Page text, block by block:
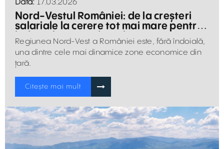
Data: 17.03.2026
Nord-Vestul României: de la creșteri
salariale la cerere tot mai mare pentru
hale și depozite de închiriat
Regiunea Nord-Vest a României este, fără îndoială,
una dintre cele mai dinamice zone economice din
țară.
Citește mai mult